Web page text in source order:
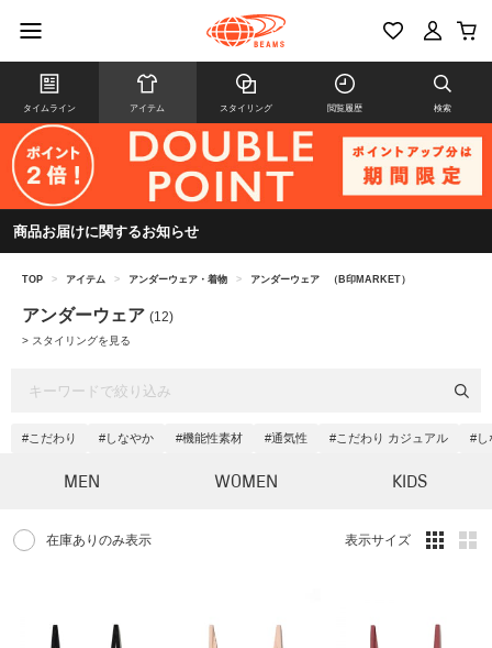
タイムライン アイテム スタイリング 閲覧履歴 検索
商品お届けに関するお知らせ
TOP > アイテム > アンダーウェア・着物 > アンダーウェア （B印MARKET）
アンダーウェア (12)
> スタイリングを見る
#こだわり #しなやか #機能性素材 #通気性 #こだわり カジュアル #し
MEN WOMEN KIDS
在庫ありのみ表示 表示サイズ